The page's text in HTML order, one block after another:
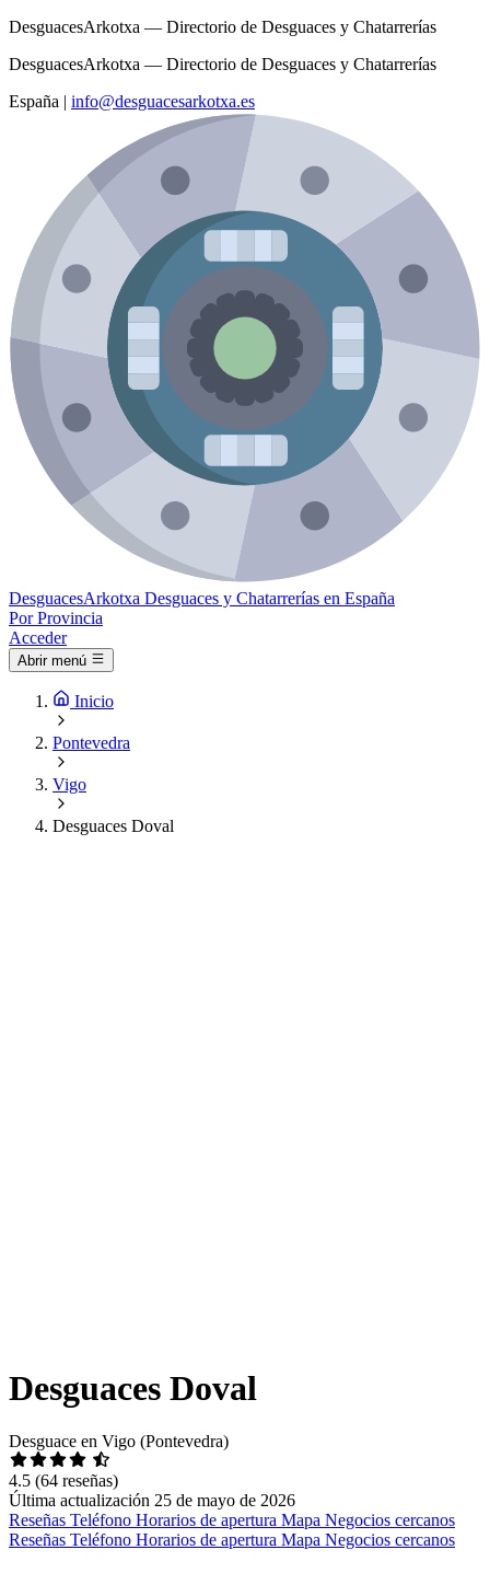
DesguacesArkotxa — Directorio de Desguaces y Chatarrerías
DesguacesArkotxa — Directorio de Desguaces y Chatarrerías
España | info@desguacesarkotxa.es
DesguacesArkotxa Desguaces y Chatarrerías en España
Por Provincia
Acceder
Abrir menú
Inicio
Pontevedra
Vigo
Desguaces Doval
Desguaces Doval
Desguace en Vigo (Pontevedra)
4.5 (64 reseñas)
Última actualización 25 de mayo de 2026
Reseñas Teléfono Horarios de apertura Mapa Negocios cercanos
Reseñas Teléfono Horarios de apertura Mapa Negocios cercanos